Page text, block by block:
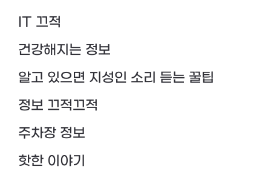
IT 끄적
건강해지는 정보
알고 있으면 지성인 소리 듣는 꿀팁
정보 끄적끄적
주차장 정보
핫한 이야기